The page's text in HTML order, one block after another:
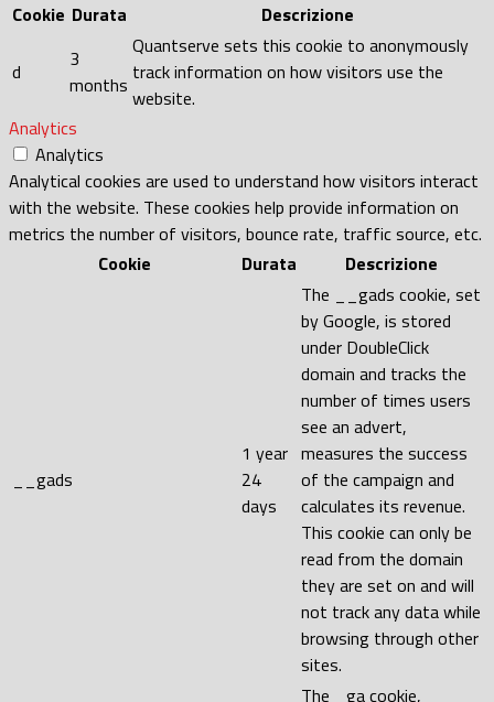
Cookie Durata Descrizione
d
3
months
Quantserve sets this cookie to anonymously
track information on how visitors use the
website.
Analytics
Analytics
Analytical cookies are used to understand how visitors interact
with the website. These cookies help provide information on
metrics the number of visitors, bounce rate, traffic source, etc.
Cookie
Durata Descrizione
__gads
1 year
24
days
The __gads cookie, set
by Google, is stored
under DoubleClick
domain and tracks the
number of times users
see an advert,
measures the success
of the campaign and
calculates its revenue.
This cookie can only be
read from the domain
they are set on and will
not track any data while
browsing through other
sites.
The _ga cookie,